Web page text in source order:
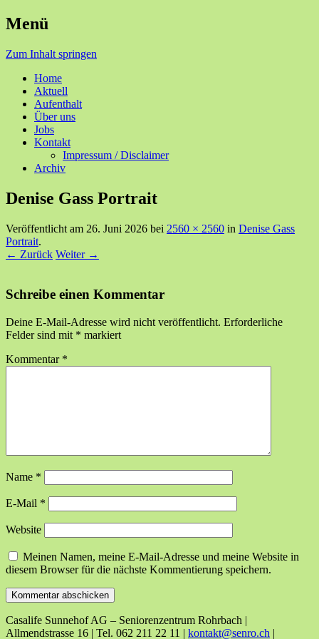
Rohrbach
Menü
Zum Inhalt springen
Home
Aktuell
Aufenthalt
Über uns
Jobs
Kontakt
Impressum / Disclaimer
Archiv
Denise Gass Portrait
Veröffentlicht am 26. Juni 2026 bei 2560 × 2560 in Denise Gass
Portrait.
← Zurück Weiter →
Schreibe einen Kommentar
Deine E-Mail-Adresse wird nicht veröffentlicht. Erforderliche
Felder sind mit * markiert
Kommentar *
Name *
E-Mail *
Website
Meinen Namen, meine E-Mail-Adresse und meine Website in
diesem Browser für die nächste Kommentierung speichern.
Casalife Sunnehof AG – Seniorenzentrum Rohrbach |
Allmendstrasse 16 | Tel. 062 211 22 11 | kontakt@senro.ch |